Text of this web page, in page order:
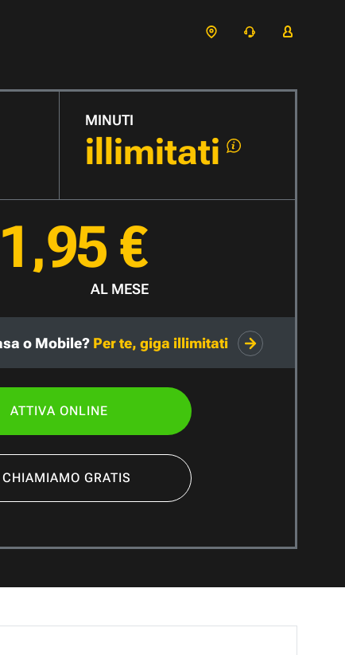
MINUTI
illimitati
€
AL MESE
o Mobile? Per te, giga illimitati
ATTIVA ONLINE
GRATIS